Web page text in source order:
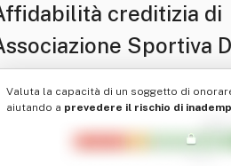
creditizia di
Sportiva
Cuneo
Valuta la capacità di un soggetto di
aiutando a prevedere il rischio di